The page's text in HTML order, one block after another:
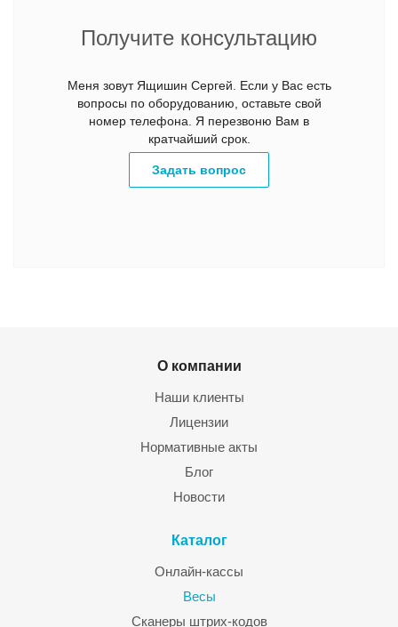
Получите консультацию
Меня зовут Ящишин Сергей. Если у Вас есть
вопросы по оборудованию, оставьте свой
номер телефона. Я перезвоню Вам в
кратчайший срок.
Задать вопрос
О компании
Наши клиенты
Лицензии
Нормативные акты
Блог
Новости
Каталог
Онлайн-кассы
Весы
Сканеры штрих-кодов